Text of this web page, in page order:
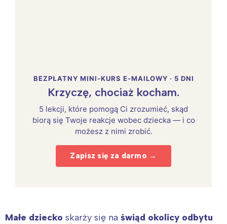
BEZPŁATNY MINI-KURS E-MAILOWY · 5 DNI
Krzyczę, chociaż kocham.
5 lekcji, które pomogą Ci zrozumieć, skąd
biorą się Twoje reakcje wobec dziecka — i co
możesz z nimi zrobić.
Zapisz się za darmo →
Małe dziecko skarży się na świąd okolicy odbytu